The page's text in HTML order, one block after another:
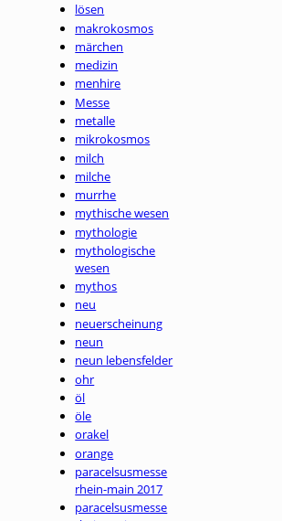
lösen
makrokosmos
märchen
medizin
menhire
Messe
metalle
mikrokosmos
milch
milche
murrhe
mythische wesen
mythologie
mythologische
wesen
mythos
neu
neuerscheinung
neun
neun lebensfelder
ohr
öl
öle
orakel
orange
paracelsusmesse
rhein-main 2017
paracelsusmesse